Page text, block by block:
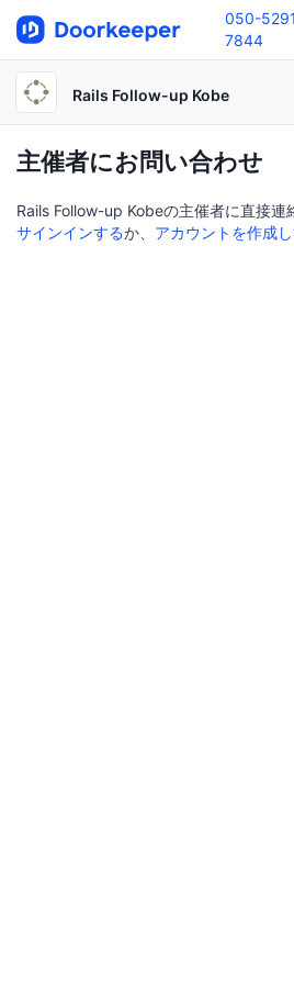
050-
7844
Rails Follow-up Kobe
主催者にお問い合わせ
Rails Follow-up Kobeの主催者に直接
サインインするか、 アカウントを作成